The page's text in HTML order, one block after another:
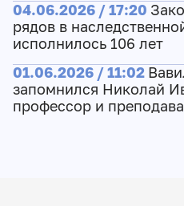
04.06.2026 / 17:20
рядов в
исполнилось 106 лет
01.06.2026 / 11:02
запомнился Николай
профессор и